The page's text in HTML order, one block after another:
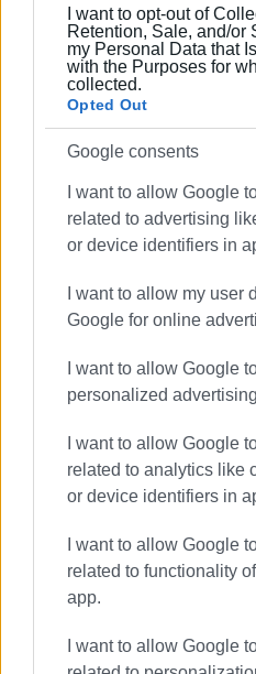
I want to opt-out of
Retention, Sale, and/or
my Personal Data that
with the Purposes for
collected.
Opted Out
Google consents
I want to allow Google
related to advertising
or device identifiers in
I want to allow my user
Google for online
I want to allow Google
personalized
I want to allow Google
related to analytics like
or device identifiers in
I want to allow Google
related to functionality
app.
I want to allow Google
Συνδρομητές